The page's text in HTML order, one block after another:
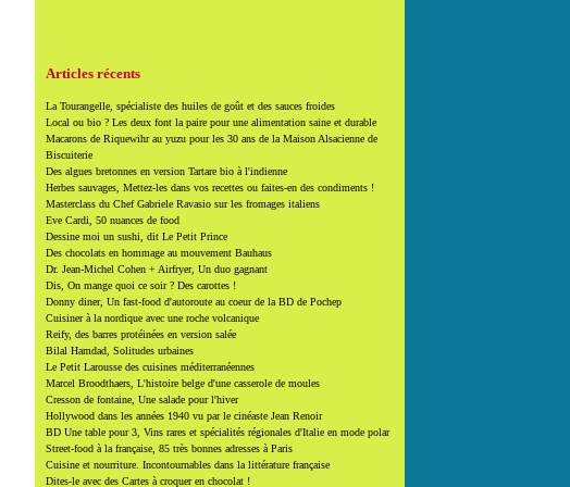
Articles récents
La Tourangelle, spécialiste des huiles de goût et des sauces froides
Local ou bio ? Les deux font la paire pour une alimentation saine et durable
Macarons de Riquewihr au yuzu pour les 30 ans de la Maison Alsacienne de
Biscuiterie
Des algues bretonnes en version Tartare bio à l'indienne
Herbes sauvages, Mettez-les dans vos recettes ou faites-en des condiments !
Masterclass du Chef Gabriele Ravasio sur les fromages italiens
Eve Cardi, 50 nuances de food
Dessine moi un sushi, dit Le Petit Prince
Des chocolats en hommage au mouvement Bauhaus
Dr. Jean-Michel Cohen + Airfryer, Un duo gagnant
Dis, On mange quoi ce soir ? Des carottes !
Donny diner, Un fast-food d'autoroute au coeur de la BD de Pochep
Cuisiner à la nordique avec une roche volcanique
Reify, des barres protéinées en version salée
Bilal Hamdad, Solitudes urbaines
Le Petit Larousse des cuisines méditerranéennes
Marcel Broodthaers, L'histoire belge d'une casserole de moules
Cresson de fontaine, Une salade pour l'hiver
Hollywood dans les années 1940 vu par le cinéaste Jean Renoir
BD Une table pour 3, Vins rares et spécialités régionales d'Italie en mode polar
Street-food à la française, 85 très bonnes adresses à Paris
Cuisine et nourriture. Incontournables dans la littérature française
Dites-le avec des Cartes à croquer en chocolat !